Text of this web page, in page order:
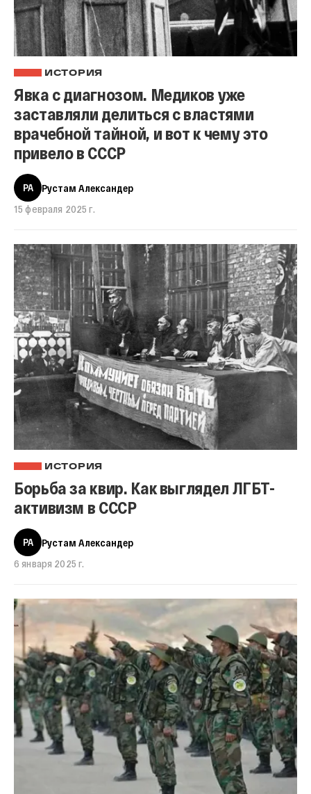
ИСТОРИЯ
Явка с диагнозом. Медиков уже
заставляли делиться с властями
врачебной тайной, и вот к чему это
привело в СССР
РА
Рустам Александер
15 февраля 2025 г.
ИСТОРИЯ
Борьба за квир. Как выглядел ЛГБТ-
активизм в СССР
РА
Рустам Александер
6 января 2025 г.